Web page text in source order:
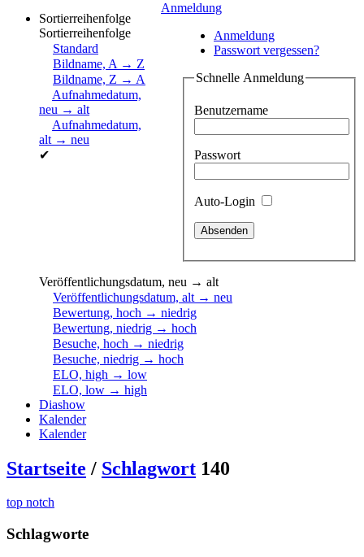
Anmeldung
Anmeldung
Passwort vergessen?
Schnelle Anmeldung
Benutzername
Passwort
Auto-Login
Sortierreihenfolge
Sortierreihenfolge
Standard
Bildname, A → Z
Bildname, Z → A
Aufnahmedatum,
neu → alt
Aufnahmedatum,
alt → neu
✔
Veröffentlichungsdatum, neu → alt
Veröffentlichungsdatum, alt → neu
Bewertung, hoch → niedrig
Bewertung, niedrig → hoch
Besuche, hoch → niedrig
Besuche, niedrig → hoch
ELO, high → low
ELO, low → high
Diashow
Kalender
Kalender
Startseite / Schlagwort 140
top notch
Schlagworte